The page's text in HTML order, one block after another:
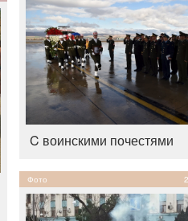
C воинскими почестями
Фото